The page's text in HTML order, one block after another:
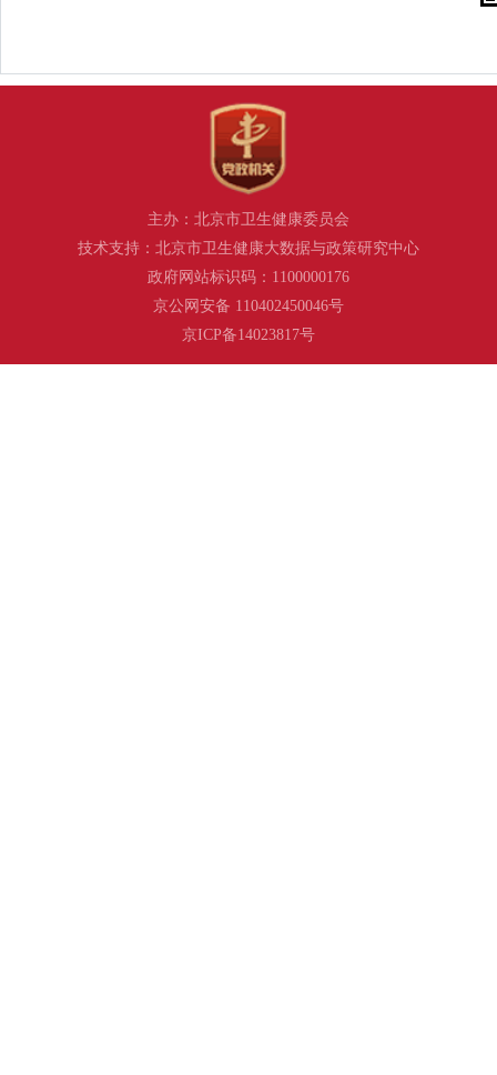
主办：北京市卫生健康委员会
技术支持：北京市卫生健康大数据与政策研究中心
政府网站标识码：1100000176
京公网安备 110402450046号
京ICP备14023817号